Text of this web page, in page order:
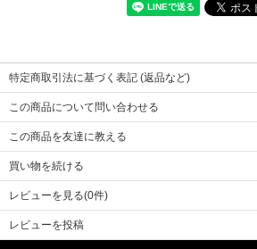
頭囲
57cm(サイズ
ベルト
※画像をクリックすると拡大します
特定商取引法に基づく表記 (返品など)
この商品について問い合わせる
この商品を友達に教える
買い物を続ける
レビューを見る(0件)
レビューを投稿